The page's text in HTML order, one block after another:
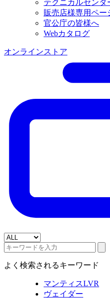
テクニカルセンタ
販売店様専用ペー
官公庁の皆様へ
Webカタログ
オンラインストア
よく検索されるキーワード
マンティスLVR
ヴェイダー